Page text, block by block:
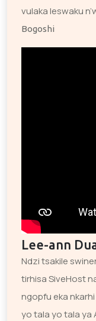
vulaka leswaku
Bogoshi
Lee-ann
Ndzi tsakile
tirhisa SiveHost
ngopfu eka
yo tala yo tala ya